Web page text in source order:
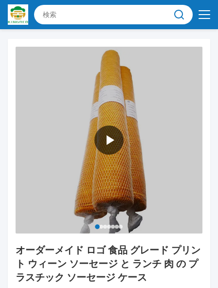
オーダーメイド ロゴ 食品 グレード プリン
ト ウィーン ソーセージ と ランチ 肉 の プ
ラスチック ソーセージ ケース